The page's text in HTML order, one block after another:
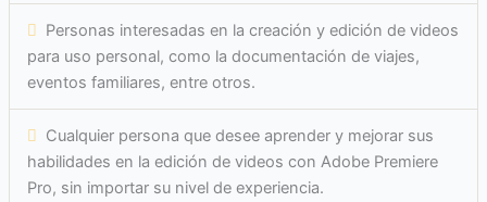
Personas interesadas en la creación y edición de videos
para uso personal, como la documentación de viajes,
eventos familiares, entre otros.
Cualquier persona que desee aprender y mejorar sus
habilidades en la edición de videos con Adobe Premiere
Pro, sin importar su nivel de experiencia.